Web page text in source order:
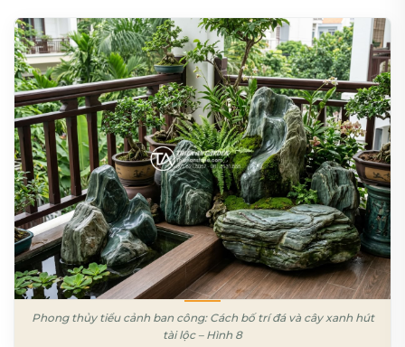
Phong thủy tiểu cảnh ban công: Cách bố trí đá và cây xanh hút
tài lộc – Hình 8